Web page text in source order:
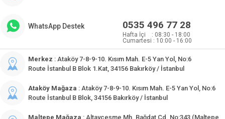
WhatsApp Destek 0535 496 77 28
Hafta İçi : 08:30 - 18:00
Cumartesi : 10:00 - 16:00
Merkez : Ataköy 7-8-9-10. Kısım Mah. E-5 Yan Yol, No:6
Route İstanbul B Blok 1.Kat, 34156 Bakırköy / İstanbul
Ataköy Mağaza : Ataköy 7-8-9-10. Kısım Mah. E-5 Yan Yol, No:6
Route İstanbul B Blok, 34156 Bakırköy / İstanbul
Maltepe Mağaza : Altayçeşme Mh. Bağdat Cd. No:343 (Maltepe